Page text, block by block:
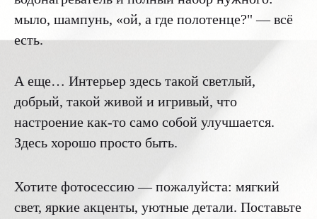
мыло, шампунь, «ой, а где полотенце?" — всё
есть.
А еще… Интерьер здесь такой светлый,
добрый, такой живой и игривый, что
настроение как-то само собой улучшается.
Здесь хорошо просто быть.
Хотите фотосессию — пожалуйста: мягкий
свет, яркие акценты, уютные детали. Поставьте